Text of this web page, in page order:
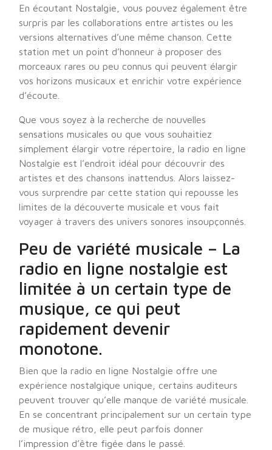
En écoutant Nostalgie, vous pouvez également être
surpris par les collaborations entre artistes ou les
versions alternatives d’une même chanson. Cette
station met un point d’honneur à proposer des
morceaux rares ou peu connus qui peuvent élargir
vos horizons musicaux et enrichir votre expérience
d’écoute.
Que vous soyez à la recherche de nouvelles
sensations musicales ou que vous souhaitiez
simplement élargir votre répertoire, la radio en ligne
Nostalgie est l’endroit idéal pour découvrir des
artistes et des chansons inattendus. Alors laissez-
vous surprendre par cette station qui repousse les
limites de la découverte musicale et vous fait
voyager à travers des univers sonores insoupçonnés.
Peu de variété musicale – La
radio en ligne nostalgie est
limitée à un certain type de
musique, ce qui peut
rapidement devenir
monotone.
Bien que la radio en ligne Nostalgie offre une
expérience nostalgique unique, certains auditeurs
peuvent trouver qu’elle manque de variété musicale.
En se concentrant principalement sur un certain type
de musique rétro, elle peut parfois donner
l’impression d’être figée dans le passé.